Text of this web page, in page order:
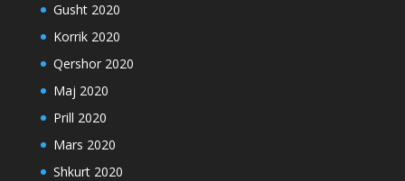
Gusht 2020
Korrik 2020
Qershor 2020
Maj 2020
Prill 2020
Mars 2020
Shkurt 2020